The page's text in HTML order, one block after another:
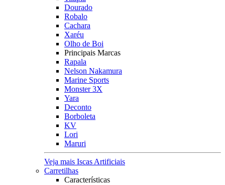
Dourado
Robalo
Cachara
Xaréu
Olho de Boi
Principais Marcas
Rapala
Nelson Nakamura
Marine Sports
Monster 3X
Yara
Deconto
Borboleta
KV
Lori
Maruri
Veja mais Iscas Artificiais
Carretilhas
Características